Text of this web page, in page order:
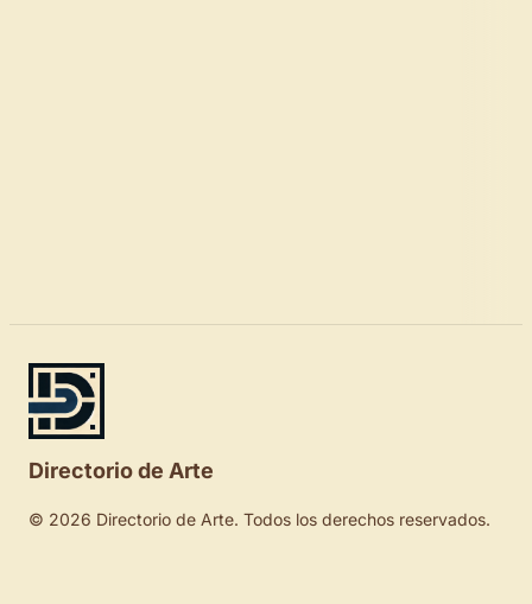
Directorio de Arte
© 2026 Directorio de Arte. Todos los derechos reservados.